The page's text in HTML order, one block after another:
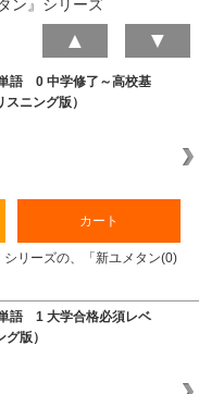
ン』シリーズ
▲ ▼
語 0 中学修了～高校基
ニング版）
カート
リーズの、「新ユメタン(0)
語 1 大学合格必須レベ
版）